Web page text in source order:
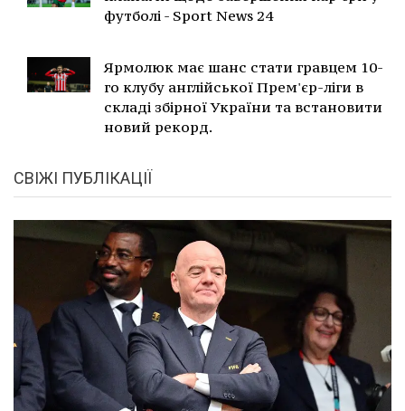
футболі - Sport News 24
Ярмолюк має шанс стати гравцем 10-
го клубу англійської Прем'єр-ліги в
складі збірної України та встановити
новий рекорд.
СВІЖІ ПУБЛІКАЦІЇ